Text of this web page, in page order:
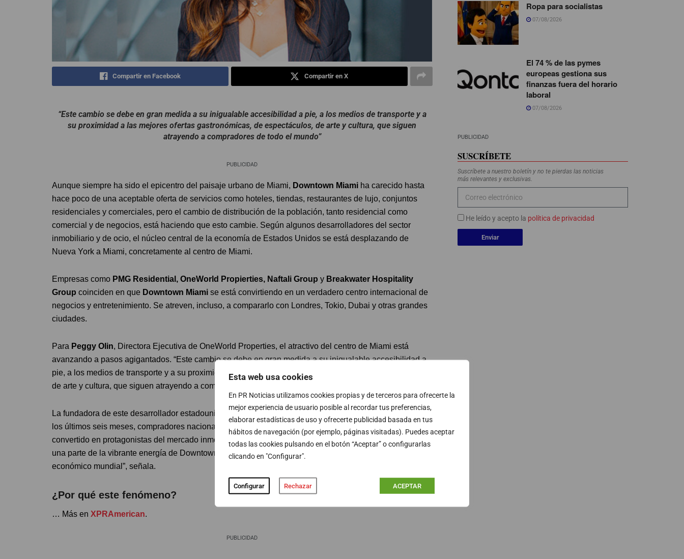
Esta web usa cookies
En PR Noticias utilizamos cookies propias y de terceros para ofrecerte la
mejor experiencia de usuario posible al recordar tus preferencias,
elaborar estadísticas de uso y ofrecerte publicidad basada en tus
hábitos de navegación (por ejemplo, páginas visitadas). Puedes aceptar
todas las cookies pulsando en el botón “Aceptar” o configurarlas
clicando en "Configurar".
Configurar Rechazar ACEPTAR
Compartir en Facebook Compartir en X
“Este cambio se debe en gran medida a su inigualable accesibilidad a pie, a los medios de transporte y a
su proximidad a las mejores ofertas gastronómicas, de espectáculos, de arte y cultura, que siguen
atrayendo a compradores de todo el mundo”
PUBLICIDAD
Aunque siempre ha sido el epicentro del paisaje urbano de Miami, Downtown Miami ha carecido hasta
hace poco de una aceptable oferta de servicios como hoteles, tiendas, restaurantes de lujo, conjuntos
residenciales y comerciales, pero el cambio de distribución de la población, tanto residencial como
comercial y de negocios, está haciendo que esto cambie. Según algunos desarrolladores del sector
inmobiliario y de ocio, el núcleo central de la economía de Estados Unidos se está desplazando de
Nueva York a Miami, concretamente al centro de Miami.
Empresas como PMG Residential, OneWorld Propierties, Naftali Group y Breakwater Hospitality
Group coinciden en que Downtown Miami se está convirtiendo en un verdadero centro internacional de
negocios y entretenimiento. Se atreven, incluso, a compararlo con Londres, Tokio, Dubai y otras grandes
ciudades.
Para Peggy Olin, Directora Ejecutiva de OneWorld Properties, el atractivo del centro de Miami está
avanzando a pasos agigantados. “Este cambio se debe en gran medida a su inigualable accesibilidad a
pie, a los medios de transporte y a su proximidad a las mejores ofertas gastronómicas, de espectáculos,
de arte y cultura, que siguen atrayendo a compradores de todo el mundo”, indica.
La fundadora de este desarrollador estadounidense de edificios de condominios de lujo, asegura que, en
los últimos seis meses, compradores nacionales de regiones como el noreste y California se han
convertido en protagonistas del mercado inmobiliario de Miami. “Estos compradores siguen buscando
una parte de la vibrante energía de Downtown Miami a medida que la zona se consolida como un centro
económico mundial”, señala.
¿Por qué este fenómeno?
… Más en XPRAmerican.
PUBLICIDAD
Ropa para socialistas
07/08/2026
El 74 % de las pymes
europeas gestiona sus
finanzas fuera del horario
laboral
07/08/2026
PUBLICIDAD
SUSCRÍBETE
Suscríbete a nuestro boletín y no te pierdas las noticias
más relevantes y exclusivas.
He leído y acepto la política de privacidad
Enviar